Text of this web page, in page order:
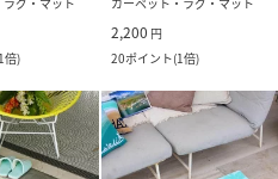
1倍)
2,200 円
20ポイント(1倍)